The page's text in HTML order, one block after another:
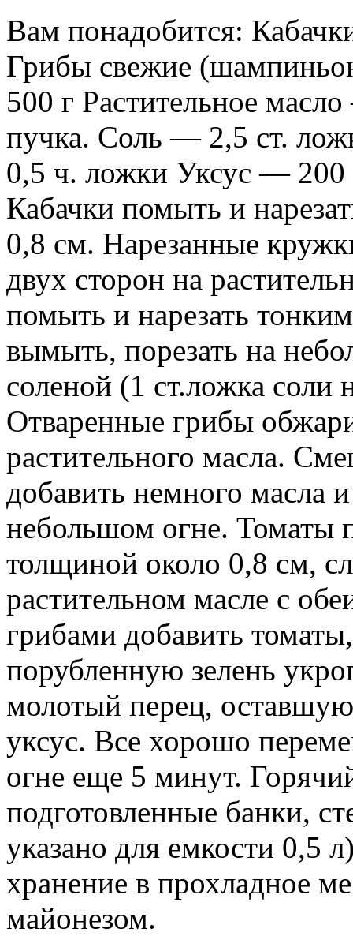
Вам понадобится:
Грибы свежие
500 г Растительное
пучка. Соль — 2,5 ст.
0,5 ч. ложки Уксус — 200
Кабачки помыть и
0,8 см. Нарезанные
двух сторон на
помыть и нарезать
вымыть, порезать на
соленой (1 ст.ложка соли
Отваренные грибы
растительного масла.
добавить немного масла
небольшом огне. Томаты
толщиной около 0,8 см,
растительном масле с
грибами добавить
порубленную зелень
молотый перец,
уксус. Все хорошо
огне еще 5 минут.
подготовленные банки,
указано для емкости 0,5
хранение в прохладное
майонезом.